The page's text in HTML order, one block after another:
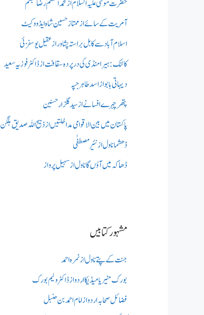
حضرت موسیٰ علیہ السلام از محمد اعظم رضا تبسم
آمریت کے سائے از ممتاز حسین شاہ ایڈووکیٹ
اسلام آباد سے کابل براستہ پشاور از عقیل یوسفزئی
کالنک: ہیرا منڈی کی در پردہ سقافت از ڈاکٹر فوزیہ سعید
دیہاتی بابو از اسد طاہر جپہ
پتھر چہرے افسانے از سید گلزار حسنین
پاکستان میں بین الاقوامی مداخلتیں از ذبیح اللہ صدیق بلگن
ڈھشما ناول از نئیر مصطفٰی
ڈھاکہ میں آؤں گا ناول از سہیل پرواز
مشہور کتابیں
جنت کے پتے ناول از نمرہ احمد
بورک مٹیریا میڈیکااردو از ڈاکٹر ولیم بورک
فضائل صحابہ اردو از امام احمد بن حنبل